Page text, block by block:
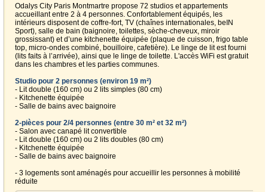
Odalys City Paris Montmartre propose 72 studios et appartements
accueillant entre 2 à 4 personnes. Confortablement équipés, les
intérieurs disposent de coffre-fort, TV (chaînes internationales, beIN
Sport), salle de bain (baignoire, toilettes, sèche-cheveux, miroir
grossissant) et d’une kitchenette équipée (plaque de cuisson, frigo table
top, micro-ondes combiné, bouilloire, cafetière). Le linge de lit est fourni
(lits faits à l’arrivée), ainsi que le linge de toilette. L'accès WiFi est gratuit
dans les chambres et les parties communes.
Studio pour 2 personnes (environ 19 m²)
- Lit double (160 cm) ou 2 lits simples (80 cm)
- Kitchenette équipée
- Salle de bains avec baignoire
2-pièces pour 2/4 personnes (entre 30 m² et 32 m²)
- Salon avec canapé lit convertible
- Lit double (160 cm) ou 2 lits doubles (80 cm)
- Kitchenette équipée
- Salle de bains avec baignoire
- 3 logements sont aménagés pour accueillir les personnes à mobilité
réduite